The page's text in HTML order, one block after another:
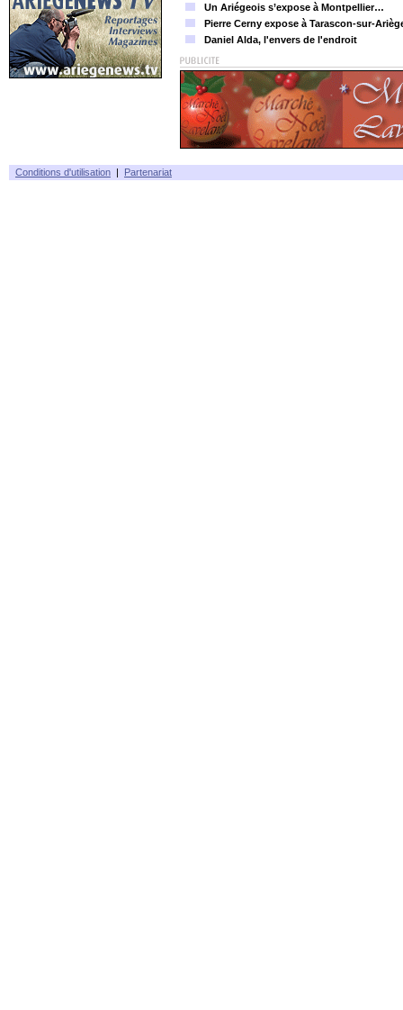
Un Ariégeois s’expose à Montpellier…
Pierre Cerny expose à Tarascon-sur-
Daniel Alda, l'envers de l'endroit
Conditions d'utilisation | Partenariat